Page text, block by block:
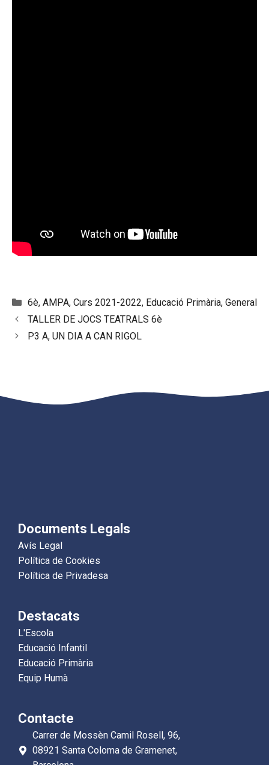
Categories
6è, AMPA, Curs 2021-2022, Educació Primària, General
TALLER DE JOCS TEATRALS 6è
P3 A, UN DIA A CAN RIGOL
Documents Legals
Avís Legal
Política de Cookies
Política de Privadesa
Destacats
L'Escola
Educació Infantil
Educació Primària
Equip Humà
Contacte
Carrer de Mossèn Camil Rosell, 96,
08921 Santa Coloma de Gramenet,